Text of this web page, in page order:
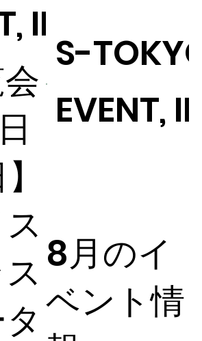
会
S-
EVENT,
8月のイ
ベント情